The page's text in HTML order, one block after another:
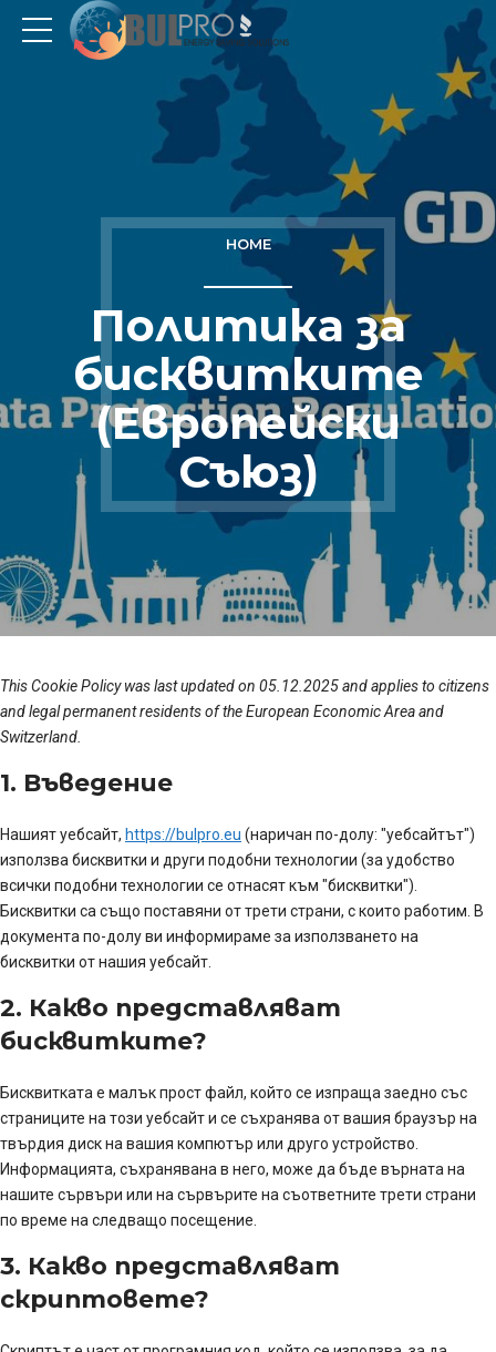
HOME
Политика за
бисквитките
(Европейски
Съюз)
This Cookie Policy was last updated on 05.12.2025 and applies to citizens
and legal permanent residents of the European Economic Area and
Switzerland.
1. Въведение
Нашият уебсайт, https://bulpro.eu (наричан по-долу: "уебсайтът")
използва бисквитки и други подобни технологии (за удобство
всички подобни технологии се отнасят към "бисквитки").
Бисквитки са също поставяни от трети страни, с които работим. В
документа по-долу ви информираме за използването на
бисквитки от нашия уебсайт.
2. Какво представляват
бисквитките?
Бисквитката е малък прост файл, който се изпраща заедно със
страниците на този уебсайт и се съхранява от вашия браузър на
твърдия диск на вашия компютър или друго устройство.
Информацията, съхранявана в него, може да бъде върната на
нашите сървъри или на сървърите на съответните трети страни
по време на следващо посещение.
3. Какво представляват
скриптовете?